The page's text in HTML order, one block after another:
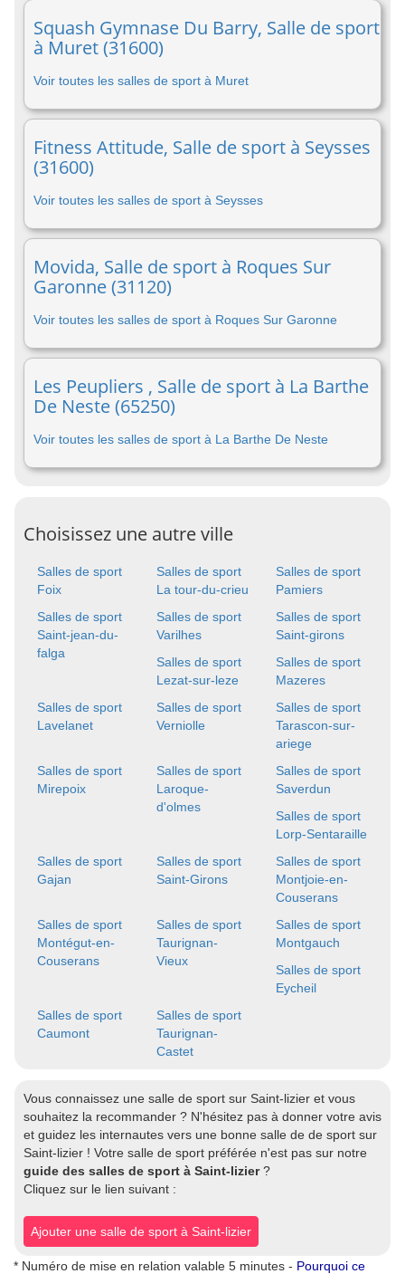
Squash Gymnase Du Barry, Salle de sport
à Muret (31600)
Voir toutes les salles de sport à Muret
Fitness Attitude, Salle de sport à Seysses
(31600)
Voir toutes les salles de sport à Seysses
Movida, Salle de sport à Roques Sur
Garonne (31120)
Voir toutes les salles de sport à Roques Sur Garonne
Les Peupliers , Salle de sport à La Barthe
De Neste (65250)
Voir toutes les salles de sport à La Barthe De Neste
Choisissez une autre ville
Salles de sport
Foix
Salles de sport
La tour-du-crieu
Salles de sport
Pamiers
Salles de sport
Saint-jean-du-
falga
Salles de sport
Varilhes
Salles de sport
Saint-girons
Salles de sport
Lezat-sur-leze
Salles de sport
Mazeres
Salles de sport
Lavelanet
Salles de sport
Verniolle
Salles de sport
Tarascon-sur-
ariege
Salles de sport
Mirepoix
Salles de sport
Laroque-
d'olmes
Salles de sport
Saverdun
Salles de sport
Lorp-Sentaraille
Salles de sport
Gajan
Salles de sport
Saint-Girons
Salles de sport
Montjoie-en-
Couserans
Salles de sport
Montégut-en-
Couserans
Salles de sport
Taurignan-
Vieux
Salles de sport
Montgauch
Salles de sport
Eycheil
Salles de sport
Caumont
Salles de sport
Taurignan-
Castet
Vous connaissez une salle de sport sur Saint-lizier et vous
souhaitez la recommander ? N'hésitez pas à donner votre avis
et guidez les internautes vers une bonne salle de de sport sur
Saint-lizier ! Votre salle de sport préférée n'est pas sur notre
guide des salles de sport à Saint-lizier?
Cliquez sur le lien suivant :
Ajouter une salle de sport à Saint-lizier
* Numéro de mise en relation valable 5 minutes - Pourquoi ce